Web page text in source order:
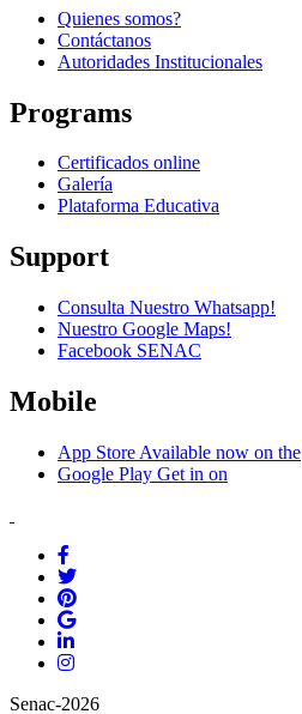
Quienes somos?
Contáctanos
Autoridades Institucionales
Programs
Certificados online
Galería
Plataforma Educativa
Support
Consulta Nuestro Whatsapp!
Nuestro Google Maps!
Facebook SENAC
Mobile
App Store Available now on the
Google Play Get in on
Senac-2026